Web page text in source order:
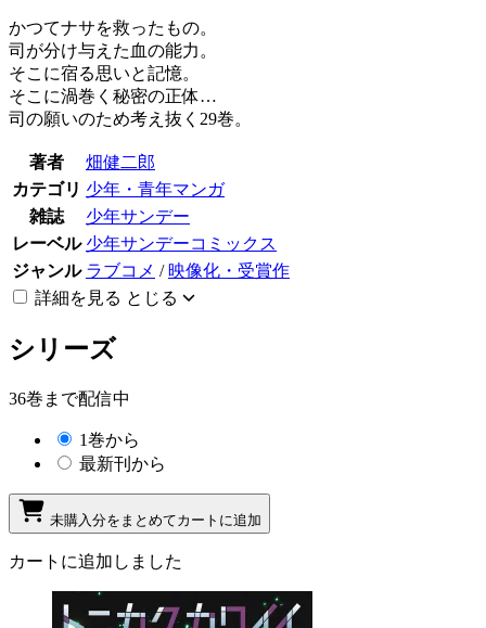
かつてナサを救ったもの。
司が分け与えた血の能力。
そこに宿る思いと記憶。
そこに渦巻く秘密の正体…
司の願いのため考え抜く29巻。
著者
畑健二郎
カテゴリ 少年・青年マンガ
雑誌
少年サンデー
レーベル 少年サンデーコミックス
ジャンル ラブコメ / 映像化・受賞作
詳細を見る とじる
シリーズ
36巻まで配信中
1巻から
最新刊から
未購入分をまとめてカートに追加
カートに追加しました